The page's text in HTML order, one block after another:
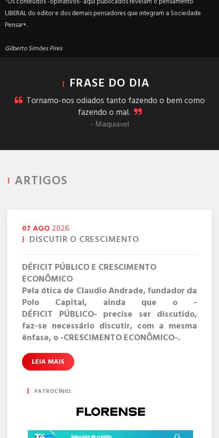
LIBERAL do editor e dos demais pensadores que integram a Sociedade
Pensar+.
Gilberto Simões Pires
FRASE DO DIA
Tornamo-nos odiados tanto fazendo o bem como
fazendo o mal.
- Maquiavel
ARTIGOS
07AGO2026
DISCUTIR O CRESCIMENTO
DÉFICIT PÚBLICO E CRESCIMENTO
ECONÔMICO
Pela ótica de Claudio Andrade, fundador da
Polo Capital, ainda que o -
DÉFICIT PÚBLICO- precise ser discutido,
faz-se necessário discutir, com a mesma
ênfase, o -CRESCIMENTO ECONÔMICO-.
Na sua abordagem, publicada no Brazil
Journal da semana passada, Andrade
aponta que
PÚBLICO É -PRIMÁRIO- E CERCA DE
7% ADVÊM DE JUROS DA DÍVIDA PÚBLICA.
Estamos metidos, portanto, no CÍRCULO
VICIOSO: -OS JUROS SÃO ALTOS PORQUE O
DÉFICIT É ALTO; e, -O DÉFICIT É ALTO
LEIA MAIS
PATROCÍNIO: